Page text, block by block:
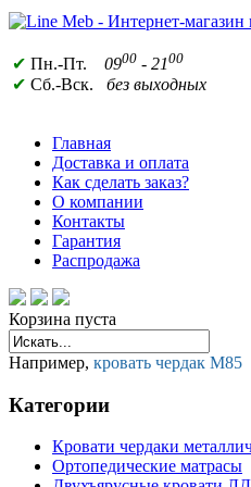
✔ Пн.-Пт. 0900 - 2100
✔ Сб.-Вск. без выходных
Главная
Доставка и оплата
Как сделать заказ?
О компании
Контакты
Гарантия
Распродажа
Корзина пуста
Например, кровать чердак М85
Категории
Кровати чердаки
Ортопедические матрасы